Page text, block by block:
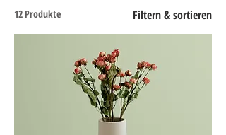
12 Produkte Filtern & sortieren